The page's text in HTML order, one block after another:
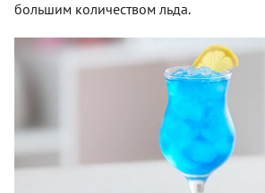
большим количеством льда.